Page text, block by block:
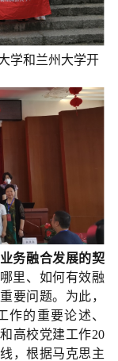
学和兰州大学开
务融合发展的契
里、如何有效融
要问题。为此，
作的重要论述、
高校党建工作20
，根据马克思主